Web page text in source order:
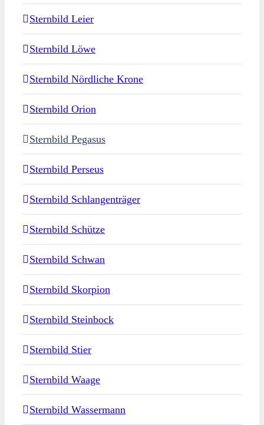
Sternbild Leier
Sternbild Löwe
Sternbild Nördliche Krone
Sternbild Orion
Sternbild Pegasus
Sternbild Perseus
Sternbild Schlangenträger
Sternbild Schütze
Sternbild Schwan
Sternbild Skorpion
Sternbild Steinbock
Sternbild Stier
Sternbild Waage
Sternbild Wassermann